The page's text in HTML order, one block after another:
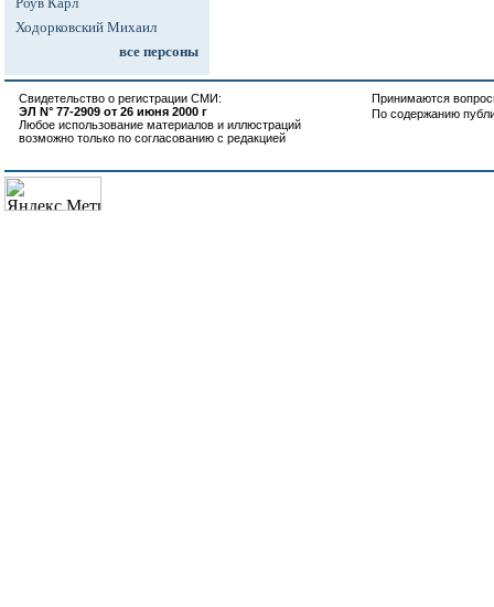
Ходорковский Михаил
все персоны
Свидетельство о регистрации СМИ:
ЭЛ N° 77-2909 от 26 июня 2000 г
Любое использование материалов и иллюстраций
возможно только по согласованию с редакцией
Принимаются
По содержанию